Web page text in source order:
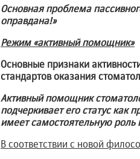
Основная проблема
оправдана!»
Режим «активный помощник»
Основные признаки
стандартов оказания
Активный помощник
подчеркивает его статус как
имеет самостоятельную роль
В соответствии с новой